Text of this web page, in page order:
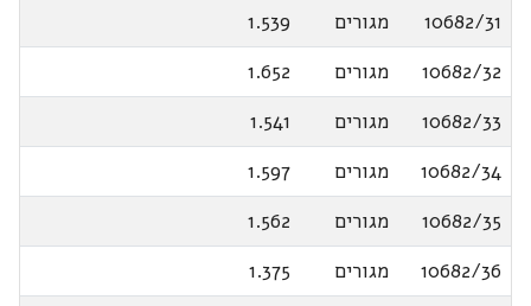
10682/31
מגורים
1.539
10682/32
מגורים
1.652
10682/33
מגורים
1.541
10682/34
מגורים
1.597
10682/35
מגורים
1.562
10682/36
מגורים
1.375